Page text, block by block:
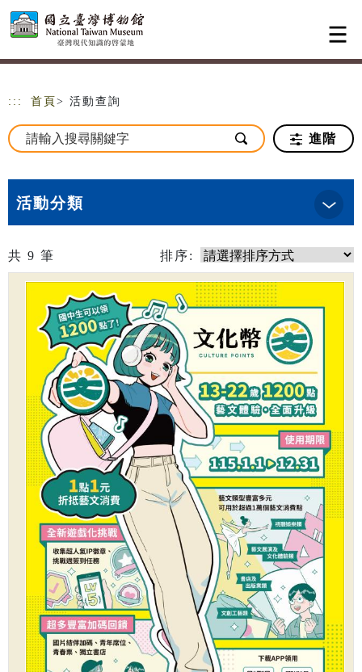
跳到主要內容
網站導覽
::: 首頁 > 活動查詢
進階
活動分類
共 9 筆 排序: